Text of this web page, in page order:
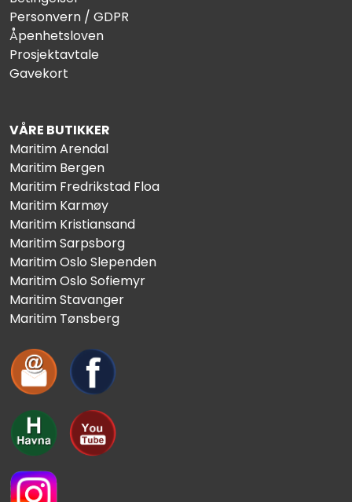
Personvern / GDPR
Åpenhetsloven
Prosjektavtale
Gavekort
VÅRE BUTIKKER
Maritim Arendal
Maritim Bergen
Maritim Fredrikstad Floa
Maritim Karmøy
Maritim Kristiansand
Maritim Sarpsborg
Maritim Oslo Slependen
Maritim Oslo Sofiemyr
Maritim Stavanger
Maritim Tønsberg